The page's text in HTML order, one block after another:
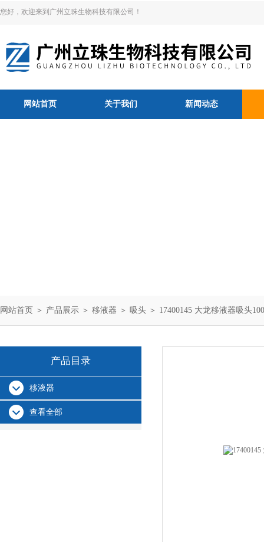
您好，欢迎来到广州立珠生物科技有限公司！
网站首页 关于我们 新闻动态
网站首页 ＞ 产品展示 ＞ 移液器 ＞ 吸头 ＞ 17400145 大龙移液器吸头
产品目录
移液器
查看全部